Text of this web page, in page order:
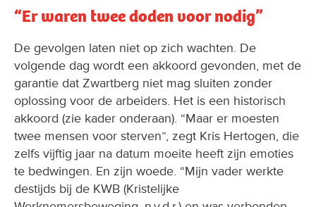
“Er waren twee doden voor nodig”
De gevolgen laten niet op zich wachten. De
volgende dag wordt een akkoord gevonden, met de
garantie dat Zwartberg niet mag sluiten zonder
oplossing voor de arbeiders. Het is een historisch
akkoord (zie kader onderaan). “Maar er moesten
twee mensen voor sterven”, zegt Kris Hertogen, die
zelfs vijftig jaar na datum moeite heeft zijn emoties
te bedwingen. En zijn woede. “Mijn vader werkte
destijds bij de KWB (Kristelijke